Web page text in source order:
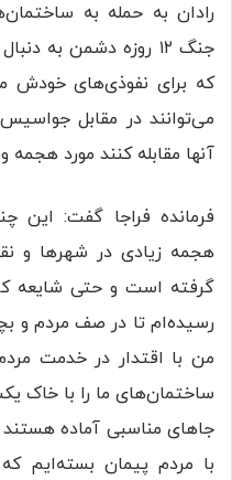
رادان به حمله به
جنگ ۱۲ روزه دشمن به
که برای نفوذی‌های خودش
می‌توانند در مقابل
آنها مقابله کنند مورد هجمه
فرمانده فراجا گفت: این
هجمه زیادی در شهرها و
گرفته است و حتی شایعه
رسیده‌ام تا در صف مردم و
من با اقتدار در خدمت
ساختمان‌های ما را با خاک
جاهای مناسبی آماده
با مردم پیمان بسته‌ایم